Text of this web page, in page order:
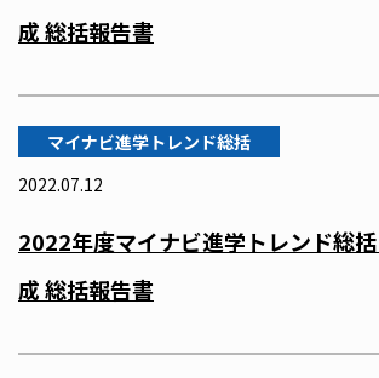
成 総括報告書
マイナビ進学トレンド総括
2022.07.12
2022年度マイナビ進学トレンド総
成 総括報告書